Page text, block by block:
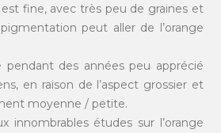
fine, avec très peu de graines et
peut aller de l’orange
pendant des années peu apprécié
en raison de l’aspect grossier et
moyenne / petite.
innombrables études sur l’orange